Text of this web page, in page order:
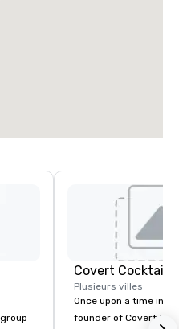
Covert Cocktail
Plusieurs villes
Once upon a time in
founder of Covert